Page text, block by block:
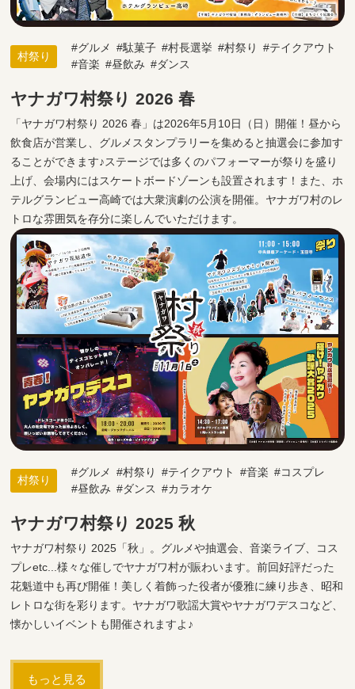
村祭り
グルメ 駄菓子 村長選挙 村祭り
テイクアウト
音楽
昼飲み ダンス
ヤナガワ村祭り 2026 春
「ヤナガワ村祭り 2026 春」は2026年5月10日（日）開催！昼から
飲食店が営業し、グルメスタンプラリーを集めると抽選会に参加す
ることができます♪ステージでは多くのパフォーマーが祭りを盛り
上げ、会場内にはスケートボードゾーンも設置されます！また、ホ
テルグランビュー高崎では大衆演劇の公演を開催。ヤナガワ村のレ
トロな雰囲気を存分に楽しんでいただけます。
村祭り
グルメ 村祭り テイクアウト 音楽
コスプレ
昼飲み
ダンス カラオケ
ヤナガワ村祭り 2025 秋
ヤナガワ村祭り 2025「秋」。グルメや抽選会、音楽ライブ、コス
プレetc...様々な催しでヤナガワ村が賑わいます。前回好評だった
花魁道中も再び開催！美しく着飾った役者が優雅に練り歩き、昭和
レトロな街を彩ります。ヤナガワ歌謡大賞やヤナガワデスコなど、
懐かしいイベントも開催されますよ♪
もっと見る